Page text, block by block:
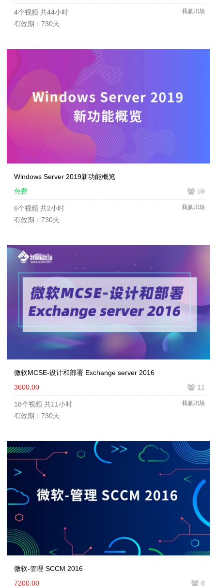
我赢职场
4个视频 共44小时
有效期：730天
Windows Server 2019新功能概览
59
免费
我赢职场
6个视频 共2小时
有效期：730天
微软MCSE-设计和部署 Exchange server 2016
11
3600.00
我赢职场
18个视频 共11小时
有效期：730天
微软-管理 SCCM 2016
8
7200.00